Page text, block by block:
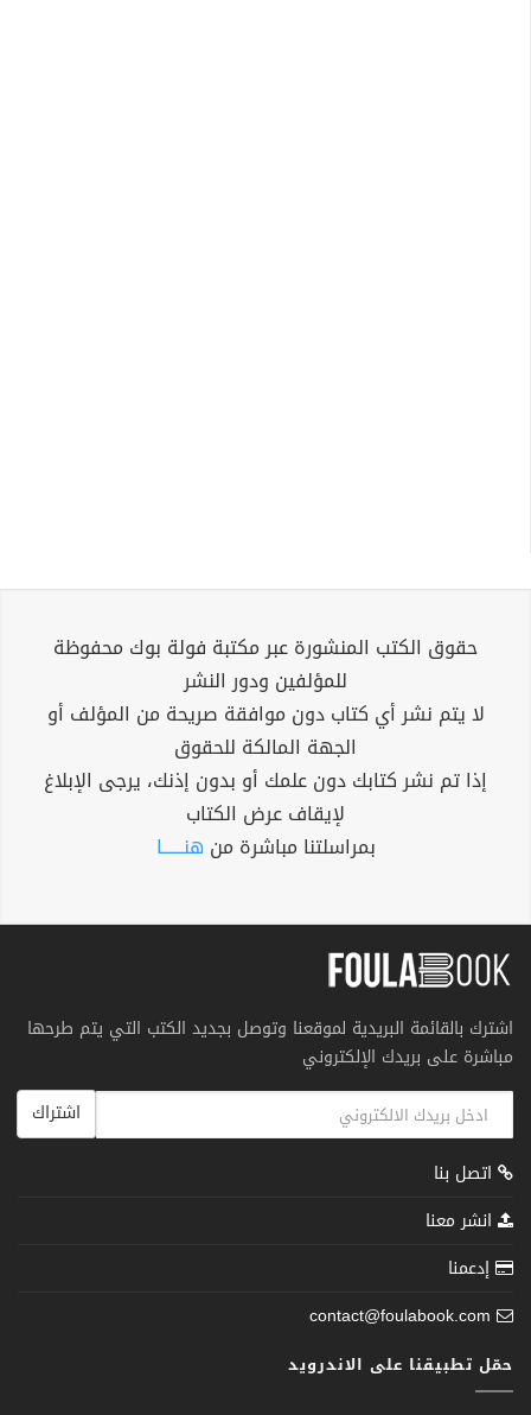
حقوق الكتب المنشورة عبر مكتبة فولة بوك محفوظة
للمؤلفين ودور النشر
لا يتم نشر أي كتاب دون موافقة صريحة من المؤلف أو
الجهة المالكة للحقوق
إذا تم نشر كتابك دون علمك أو بدون إذنك، يرجى الإبلاغ
لإيقاف عرض الكتاب
بمراسلتنا مباشرة من هنــــــا
اشترك بالقائمة البريدية لموقعنا وتوصل بجديد الكتب التي يتم طرحها
مباشرة على بريدك الإلكتروني
اشتراك
اتصل بنا
انشر معنا
إدعمنا
contact@foulabook.com
حمّل تطبيقنا على الاندرويد